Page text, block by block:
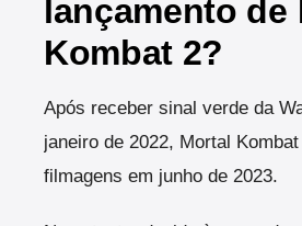
lançamento de
Kombat 2?
Após receber sinal verde da
janeiro de 2022, Mortal
filmagens em junho de 2023.